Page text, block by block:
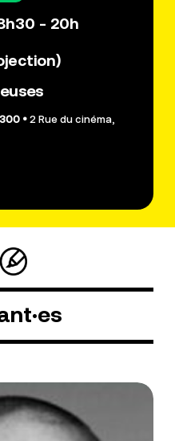
- 20h
• 2 Rue du cinéma,